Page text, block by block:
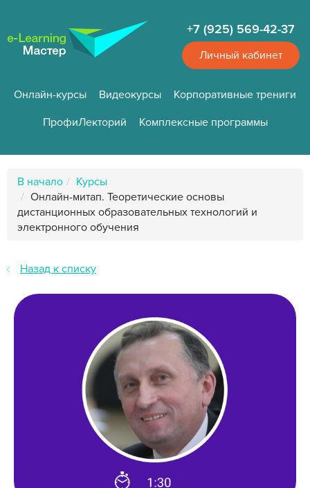
основному
содержанию
+7 (925) 569-42-37
Личный кабинет
Онлайн-курсы Видеокурсы
Корпоративные трениги
ПрофиЛекторий
Комплексные программы
ПутьВ начало
Курсы
Онлайн-митап. Теоретические основы
дистанционных образовательных технологий и
электронного обучения
Назад к списку